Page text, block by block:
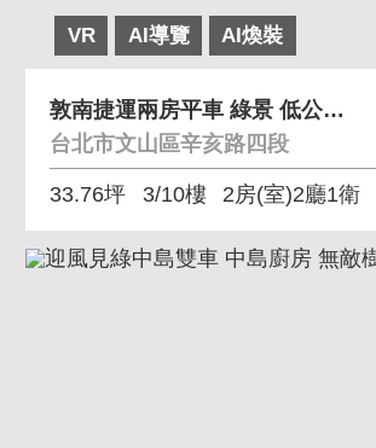
VR AI導覽 AI煥裝
敦南捷運兩房平車 綠景 低公設 廁所開窗 平車
台北市文山區辛亥路四段
33.76坪 3/10樓 2房(室)2廳1衛